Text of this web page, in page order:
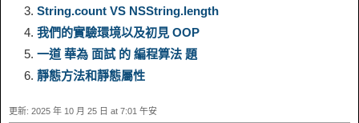
i
n
k
r
a
m
o
k
e
r
e
String.count VS NSString.length
我們的實驗環境以及初見 OOP
一道 華為 面試 的 編程算法 題
靜態方法和靜態屬性
更新: 2025 年 10 月 25 日 at 7:01 午安